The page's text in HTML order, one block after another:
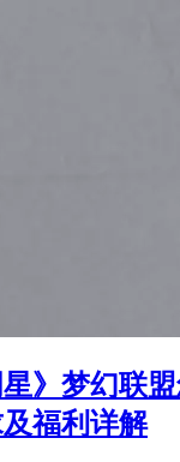
星》梦幻联
福利详解